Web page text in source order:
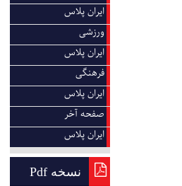
ایران پلاس
ورزشی
ایران پلاس
فرهنگی
ایران پلاس
صفحه آخر
ایران پلاس
نسخه Pdf